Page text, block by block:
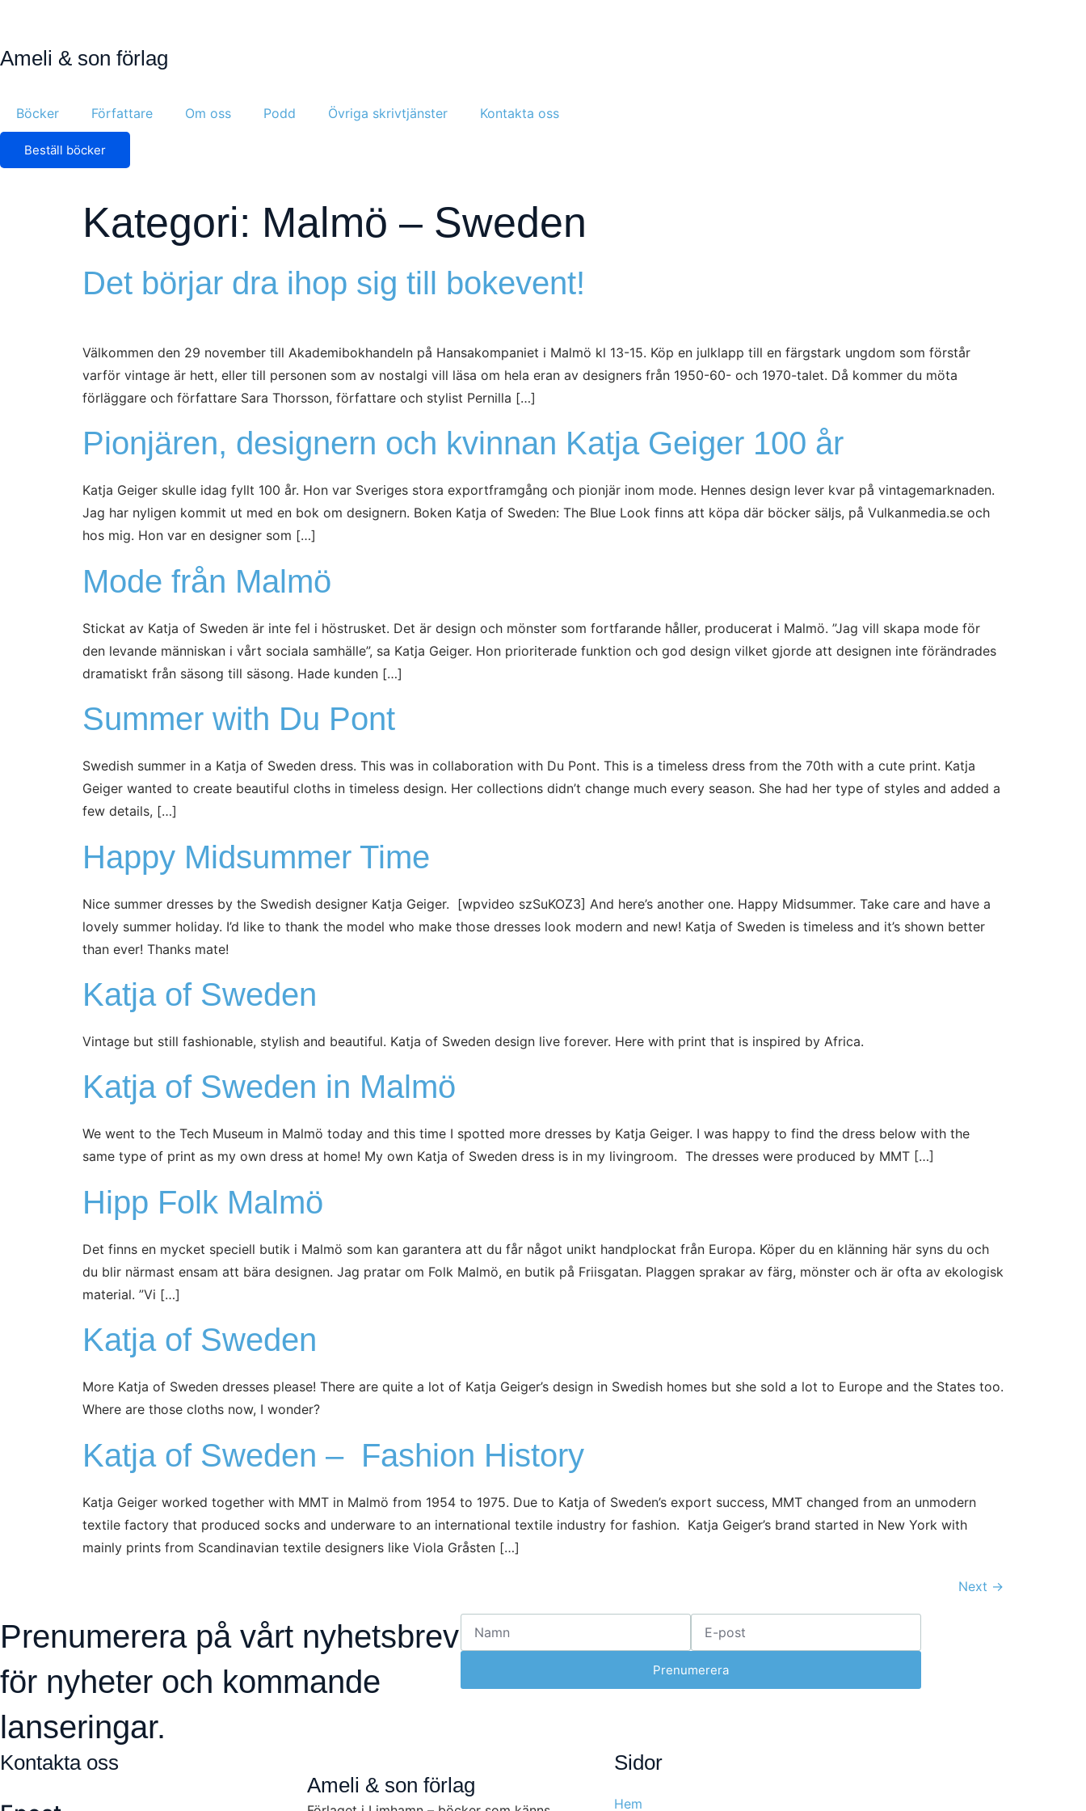
Ameli & son förlag
Böcker Författare Om oss Podd Övriga skrivtjänster Kontakta oss
Beställ böcker
Kategori: Malmö – Sweden
Det börjar dra ihop sig till bokevent!
Välkommen den 29 november till Akademibokhandeln på Hansakompaniet i Malmö kl 13-15. Köp en julklapp till en färgstark ungdom som förstår
varför vintage är hett, eller till personen som av nostalgi vill läsa om hela eran av designers från 1950-60- och 1970-talet. Då kommer du möta
förläggare och författare Sara Thorsson, författare och stylist Pernilla […]
Pionjären, designern och kvinnan Katja Geiger 100 år
Katja Geiger skulle idag fyllt 100 år. Hon var Sveriges stora exportframgång och pionjär inom mode. Hennes design lever kvar på vintagemarknaden.
Jag har nyligen kommit ut med en bok om designern. Boken Katja of Sweden: The Blue Look finns att köpa där böcker säljs, på Vulkanmedia.se och
hos mig. Hon var en designer som […]
Mode från Malmö
Stickat av Katja of Sweden är inte fel i höstrusket. Det är design och mönster som fortfarande håller, producerat i Malmö. ”Jag vill skapa mode för
den levande människan i vårt sociala samhälle”, sa Katja Geiger. Hon prioriterade funktion och god design vilket gjorde att designen inte förändrades
dramatiskt från säsong till säsong. Hade kunden […]
Summer with Du Pont
Swedish summer in a Katja of Sweden dress. This was in collaboration with Du Pont. This is a timeless dress from the 70th with a cute print. Katja
Geiger wanted to create beautiful cloths in timeless design. Her collections didn’t change much every season. She had her type of styles and added a
few details, […]
Happy Midsummer Time
Nice summer dresses by the Swedish designer Katja Geiger. [wpvideo szSuKOZ3] And here’s another one. Happy Midsummer. Take care and have a
lovely summer holiday. I’d like to thank the model who make those dresses look modern and new! Katja of Sweden is timeless and it’s shown better
than ever! Thanks mate!
Katja of Sweden
Vintage but still fashionable, stylish and beautiful. Katja of Sweden design live forever. Here with print that is inspired by Africa.
Katja of Sweden in Malmö
We went to the Tech Museum in Malmö today and this time I spotted more dresses by Katja Geiger. I was happy to find the dress below with the
same type of print as my own dress at home! My own Katja of Sweden dress is in my livingroom. The dresses were produced by MMT […]
Hipp Folk Malmö
Det finns en mycket speciell butik i Malmö som kan garantera att du får något unikt handplockat från Europa. Köper du en klänning här syns du och
du blir närmast ensam att bära designen. Jag pratar om Folk Malmö, en butik på Friisgatan. Plaggen sprakar av färg, mönster och är ofta av ekologisk
material. ”Vi […]
Katja of Sweden
More Katja of Sweden dresses please! There are quite a lot of Katja Geiger’s design in Swedish homes but she sold a lot to Europe and the States too.
Where are those cloths now, I wonder?
Katja of Sweden – Fashion History
Katja Geiger worked together with MMT in Malmö from 1954 to 1975. Due to Katja of Sweden’s export success, MMT changed from an unmodern
textile factory that produced socks and underware to an international textile industry for fashion. Katja Geiger’s brand started in New York with
mainly prints from Scandinavian textile designers like Viola Gråsten […]
Next →
Prenumerera på vårt nyhetsbrev
för nyheter och kommande
lanseringar.
Prenumerera
Kontakta oss
Ameli & son förlag
Sidor
Hem